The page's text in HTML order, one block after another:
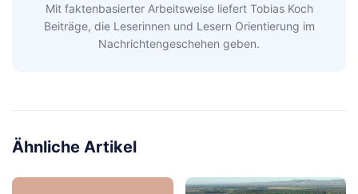
Mit faktenbasierter Arbeitsweise liefert Tobias Koch
Beiträge, die Leserinnen und Lesern Orientierung im
Nachrichtengeschehen geben.
Ähnliche Artikel